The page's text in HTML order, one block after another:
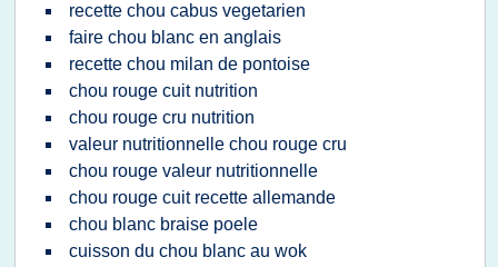
recette chou cabus vegetarien
faire chou blanc en anglais
recette chou milan de pontoise
chou rouge cuit nutrition
chou rouge cru nutrition
valeur nutritionnelle chou rouge cru
chou rouge valeur nutritionnelle
chou rouge cuit recette allemande
chou blanc braise poele
cuisson du chou blanc au wok